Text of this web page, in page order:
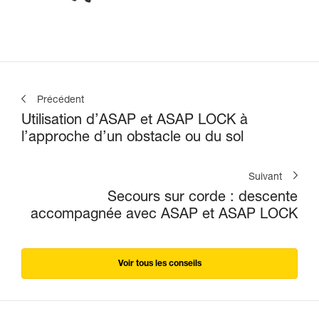
Précédent
Utilisation d’ASAP et ASAP LOCK à
l’approche d’un obstacle ou du sol
Suivant
Secours sur corde : descente
accompagnée avec ASAP et ASAP LOCK
Voir tous les conseils